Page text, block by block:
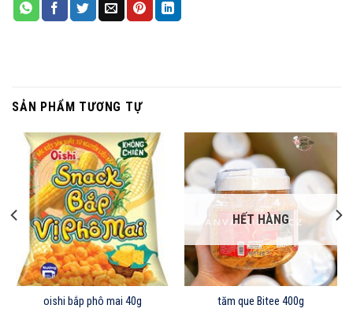
SẢN PHẨM TƯƠNG TỰ
oishi bắp phô mai 40g
HẾT HÀNG
tăm que Bitee 400g